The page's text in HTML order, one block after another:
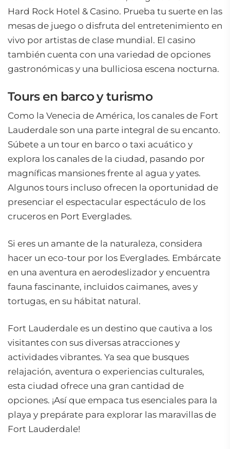
Hard Rock Hotel & Casino. Prueba tu suerte en las
mesas de juego o disfruta del entretenimiento en
vivo por artistas de clase mundial. El casino
también cuenta con una variedad de opciones
gastronómicas y una bulliciosa escena nocturna.
Tours en barco y turismo
Como la Venecia de América, los canales de Fort
Lauderdale son una parte integral de su encanto.
Súbete a un tour en barco o taxi acuático y
explora los canales de la ciudad, pasando por
magníficas mansiones frente al agua y yates.
Algunos tours incluso ofrecen la oportunidad de
presenciar el espectacular espectáculo de los
cruceros en Port Everglades.
Si eres un amante de la naturaleza, considera
hacer un eco-tour por los Everglades. Embárcate
en una aventura en aerodeslizador y encuentra
fauna fascinante, incluidos caimanes, aves y
tortugas, en su hábitat natural.
Fort Lauderdale es un destino que cautiva a los
visitantes con sus diversas atracciones y
actividades vibrantes. Ya sea que busques
relajación, aventura o experiencias culturales,
esta ciudad ofrece una gran cantidad de
opciones. ¡Así que empaca tus esenciales para la
playa y prepárate para explorar las maravillas de
Fort Lauderdale!